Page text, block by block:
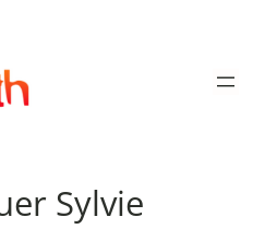
Sylvie